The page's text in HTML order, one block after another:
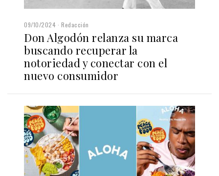
09/10/2024 Redacción
Don Algodón relanza su marca
buscando recuperar la
notoriedad y conectar con el
nuevo consumidor